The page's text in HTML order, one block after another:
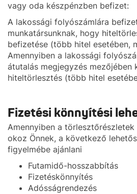
vagy oda készpénzben befizet:
A lakossági folyószámlára
munkatársunknak, hogy
befizetése (több hitel esetében,
Amennyiben a lakossági
átutalás megjegyzés mezőjében
hiteltörlesztés (több hitel
Fizetési könnyítési
Amennyiben a
okoz Önnek, a következő
figyelmébe ajánlani
Futamidő-hosszabbítás
Fizetéskönnyítés
Adósságrendezés